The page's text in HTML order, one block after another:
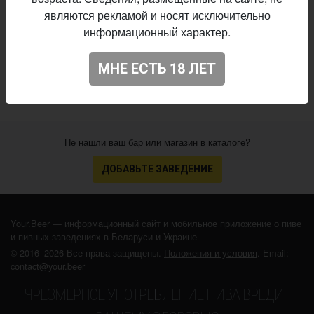
Горечь:
8 IBU
16.07.2019
Не нашли ваш бар или магазин в каталоге?
ДОБАВЬТЕ ЗАВЕДЕНИЕ
Your.Beer — информационный сайт и мобильное приложение о пиве
и пивных заведениях в Беларуси и Украине
© 2016–2026 Все права защищены. Положения и условия. Email:
contact@your.beer
ЧРЕЗМЕРНОЕ УПОТРЕБЛЕНИЕ ПИВА ВРЕДИТ
являются рекламой и носят исключительно
информационный характер.
МНЕ ЕСТЬ 18 ЛЕТ